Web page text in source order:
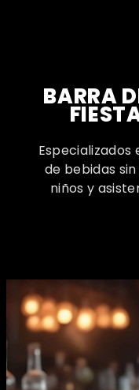
BARRA
de bebidas
niños y